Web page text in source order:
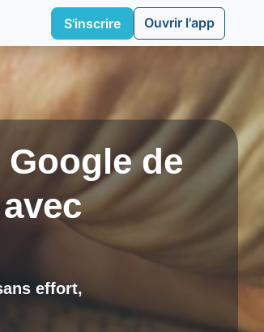
S'inscrire Ouvrir l'app
de
effort,